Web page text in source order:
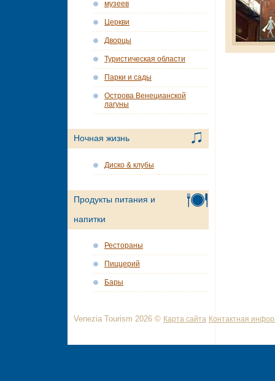
музеев
Церкви
Дворцы
Туристическая области
Парки и сады
Острова Венецианской
лагуны
Ночная жизнь
Диско & клубы
Продукты питания и
напитки
Рестораны
Пиццерий
Бары
Venezia Tourism 2026 © Карта сайта Контактная